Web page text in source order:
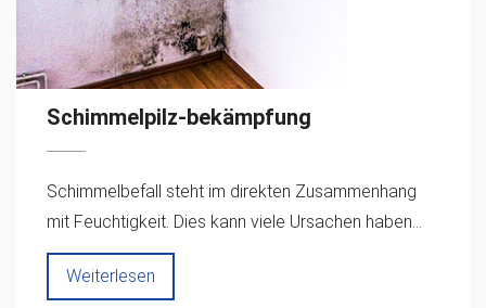
Schimmelpilz-bekämpfung
Schimmelbefall steht im direkten Zusammenhang
mit Feuchtigkeit. Dies kann viele Ursachen haben...
Weiterlesen